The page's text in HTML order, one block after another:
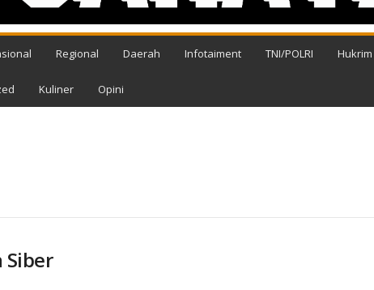
Regional Daerah Infotaiment TNI/POLRI Hukrim
Kuliner Opini
Siber